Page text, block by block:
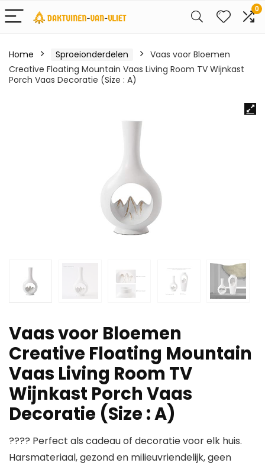
0
Home Sproeionderdelen
Vaas voor Bloemen
Creative Floating Mountain Vaas Living Room TV Wijnkast
Porch Vaas Decoratie (Size : A)
Vaas voor Bloemen
Creative Floating Mountain
Vaas Living Room TV
Wijnkast Porch Vaas
Decoratie (Size : A)
???? Perfect als cadeau of decoratie voor elk huis.
Harsmateriaal, gezond en milieuvriendelijk, geen